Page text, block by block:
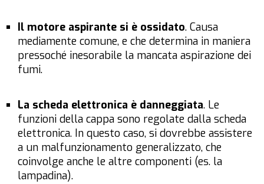
Il motore aspirante si è ossidato. Causa
mediamente comune, e che determina in maniera
pressoché inesorabile la mancata aspirazione dei
fumi.
La scheda elettronica è danneggiata. Le
funzioni della cappa sono regolate dalla scheda
elettronica. In questo caso, si dovrebbe assistere
a un malfunzionamento generalizzato, che
coinvolge anche le altre componenti (es. la
lampadina).